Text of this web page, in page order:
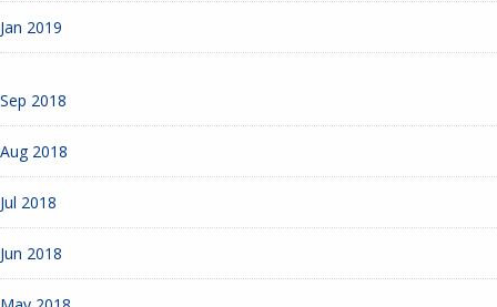
Jan 2019
Sep 2018
Aug 2018
Jul 2018
Jun 2018